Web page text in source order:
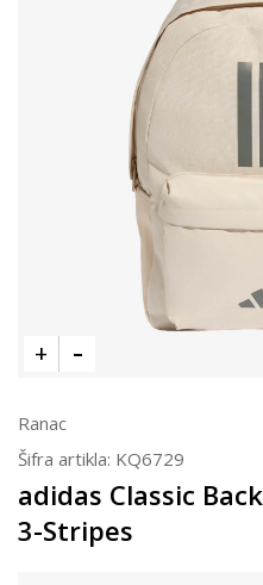
Ranac
Šifra artikla: KQ6729
adidas Classic
3-Stripes